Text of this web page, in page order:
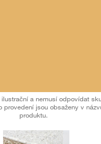
a nemusí odpovídat
provedení jsou obsaženy v
produktu.